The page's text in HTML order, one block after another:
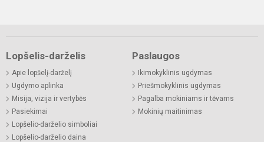
Lopšelis-darželis
Apie lopšelį-darželį
Ugdymo aplinka
Misija, vizija ir vertybės
Pasiekimai
Lopšelio-darželio simboliai
Lopšelio-darželio daina
Paslaugos
Ikimokyklinis ugdymas
Priešmokyklinis ugdymas
Pagalba mokiniams ir tėvams
Mokinių maitinimas